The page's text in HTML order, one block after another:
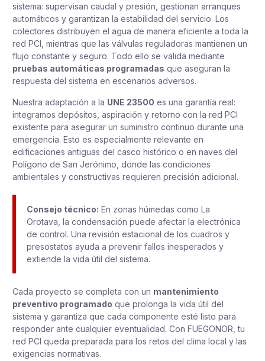
sistema: supervisan caudal y presión, gestionan arranques
automáticos y garantizan la estabilidad del servicio. Los
colectores distribuyen el agua de manera eficiente a toda la
red PCI, mientras que las válvulas reguladoras mantienen un
flujo constante y seguro. Todo ello se valida mediante
pruebas automáticas programadas que aseguran la
respuesta del sistema en escenarios adversos.
Nuestra adaptación a la UNE 23500 es una garantía real:
integramos depósitos, aspiración y retorno con la red PCI
existente para asegurar un suministro continuo durante una
emergencia. Esto es especialmente relevante en
edificaciones antiguas del casco histórico o en naves del
Polígono de San Jerónimo, donde las condiciones
ambientales y constructivas requieren precisión adicional.
Consejo técnico: En zonas húmedas como La
Orotava, la condensación puede afectar la electrónica
de control. Una revisión estacional de los cuadros y
presostatos ayuda a prevenir fallos inesperados y
extiende la vida útil del sistema.
Cada proyecto se completa con un mantenimiento
preventivo programado que prolonga la vida útil del
sistema y garantiza que cada componente esté listo para
responder ante cualquier eventualidad. Con FUEGONOR, tu
red PCI queda preparada para los retos del clima local y las
exigencias normativas.